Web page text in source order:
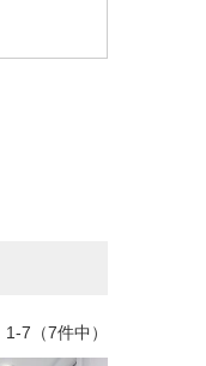
1-7（7件中）